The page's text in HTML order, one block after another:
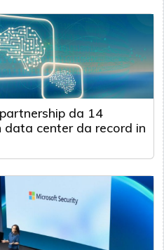
da 14
data center da record in